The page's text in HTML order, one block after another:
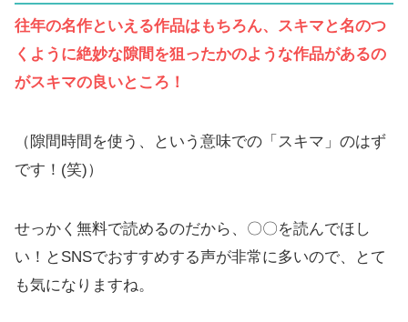
往年の名作といえる作品はもちろん、スキマと名のつ
くように絶妙な隙間を狙ったかのような作品があるの
がスキマの良いところ！
（隙間時間を使う、という意味での「スキマ」のはず
です！(笑)）
せっかく無料で読めるのだから、〇〇を読んでほし
い！とSNSでおすすめする声が非常に多いので、とて
も気になりますね。